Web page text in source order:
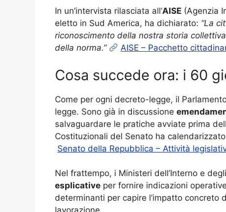
In un’intervista rilasciata all’AISE (Agenzia
eletto in Sud America, ha dichiarato: “La
riconoscimento della nostra storia
della norma.”
AISE – Pacchetto
Cosa succede ora: i 60
Come per ogni decreto-legge, il
legge. Sono già in discussione
salvaguardare le pratiche avviate prima
Costituzionali del Senato ha
Senato della Repubblica – Attività
Nel frattempo, i Ministeri dell’Interno e
esplicative per fornire indicazioni
determinanti per capire l’impatto concreto